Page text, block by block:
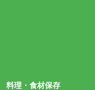
料理・食材保存